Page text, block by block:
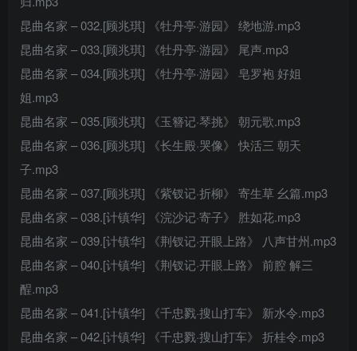
昆曲名家 – 032.[顾兆琪] 《牡丹亭·游园》 绕地游.mp3
昆曲名家 – 033.[顾兆琪] 《牡丹亭·游园》 尾声.mp3
昆曲名家 – 034.[顾兆琪] 《牡丹亭·游园》 皂罗袍 好姐
姐.mp3
昆曲名家 – 035.[顾兆琪] 《玉簪记·琴挑》 朝元歌.mp3
昆曲名家 – 036.[顾兆琪] 《长生殿·哭像》 快活三 朝天
子.mp3
昆曲名家 – 037.[顾兆琪] 《紫钗记·折柳》 寄生草 幺篇.mp3
昆曲名家 – 038.[计镇华] 《浣沙记·寄子》 胜如花.mp3
昆曲名家 – 039.[计镇华] 《荆钗记·开眼上路》 八声甘州.mp3
昆曲名家 – 040.[计镇华] 《荆钗记·开眼上路》 前腔 解三
酲.mp3
昆曲名家 – 041.[计镇华] 《千忠戮·搜山打车》 新水令.mp3
昆曲名家 – 042.[计镇华] 《千忠戮·搜山打车》 折桂令.mp3